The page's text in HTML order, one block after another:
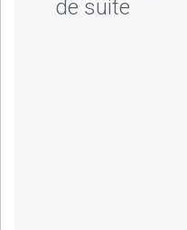
de suite